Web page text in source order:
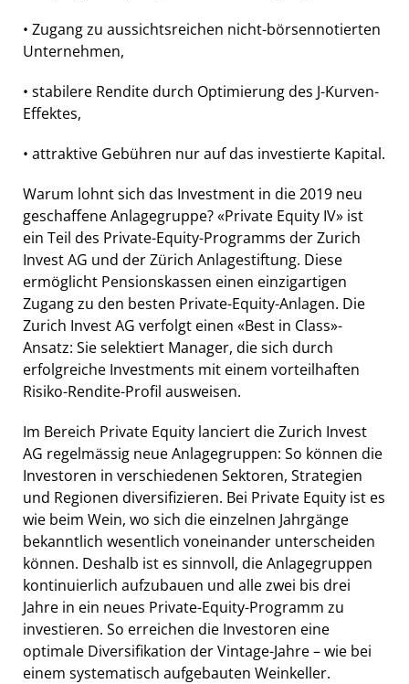
• Zugang zu aussichtsreichen nicht-börsennotierten
Unternehmen,
• stabilere Rendite durch Optimierung des J-Kurven-
Effektes,
• attraktive Gebühren nur auf das investierte Kapital.
Warum lohnt sich das Investment in die 2019 neu
geschaffene Anlagegruppe? «Private Equity IV» ist
ein Teil des Private-Equity-Programms der Zurich
Invest AG und der Zürich Anlagestiftung. Diese
ermöglicht Pensionskassen einen einzigartigen
Zugang zu den besten Private-Equity-Anlagen. Die
Zurich Invest AG verfolgt einen «Best in Class»-
Ansatz: Sie selektiert Manager, die sich durch
erfolgreiche Investments mit einem vorteilhaften
Risiko-Rendite-Profil ausweisen.
Im Bereich Private Equity lanciert die Zurich Invest
AG regelmässig neue Anlagegruppen: So können die
Investoren in verschiedenen Sektoren, Strategien
und Regionen diversifizieren. Bei Private Equity ist es
wie beim Wein, wo sich die einzelnen Jahrgänge
bekanntlich wesentlich voneinander unterscheiden
können. Deshalb ist es sinnvoll, die Anlagegruppen
kontinuierlich aufzubauen und alle zwei bis drei
Jahre in ein neues Private-Equity-Programm zu
investieren. So erreichen die Investoren eine
optimale Diversifikation der Vintage-Jahre – wie bei
einem systematisch aufgebauten Weinkeller.